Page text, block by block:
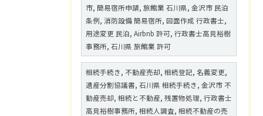
市, 簡易宿所申請, 旅館業 石川県, 金沢市 民泊
条例, 消防設備 簡易宿所, 図面作成 行政書士,
用途変更 民泊, Airbnb 許可, 行政書士高見裕樹
事務所, 石川県 旅館業 許可
相続手続き, 不動産売却, 相続登記, 名義変更,
遺産分割協議書, 石川県 相続手続き, 金沢市 不
動産売却, 相続と不動産, 残置物処理, 行政書士
高見裕樹事務所, 相続人調査, 相続不動産の売